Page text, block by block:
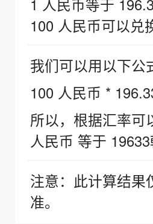
1 人民币等于
100 人民币可以兑
我们可以用以下公
100 人民币 *
所以，根据汇率可
人民币 等于
注意：此计算结果
准。